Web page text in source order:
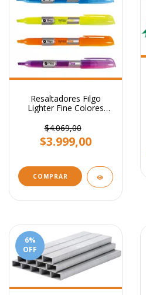
Resaltadores Filgo
Lighter Fine Colores
$4.069,00
$3.999,00
COMPRAR
6%
OFF